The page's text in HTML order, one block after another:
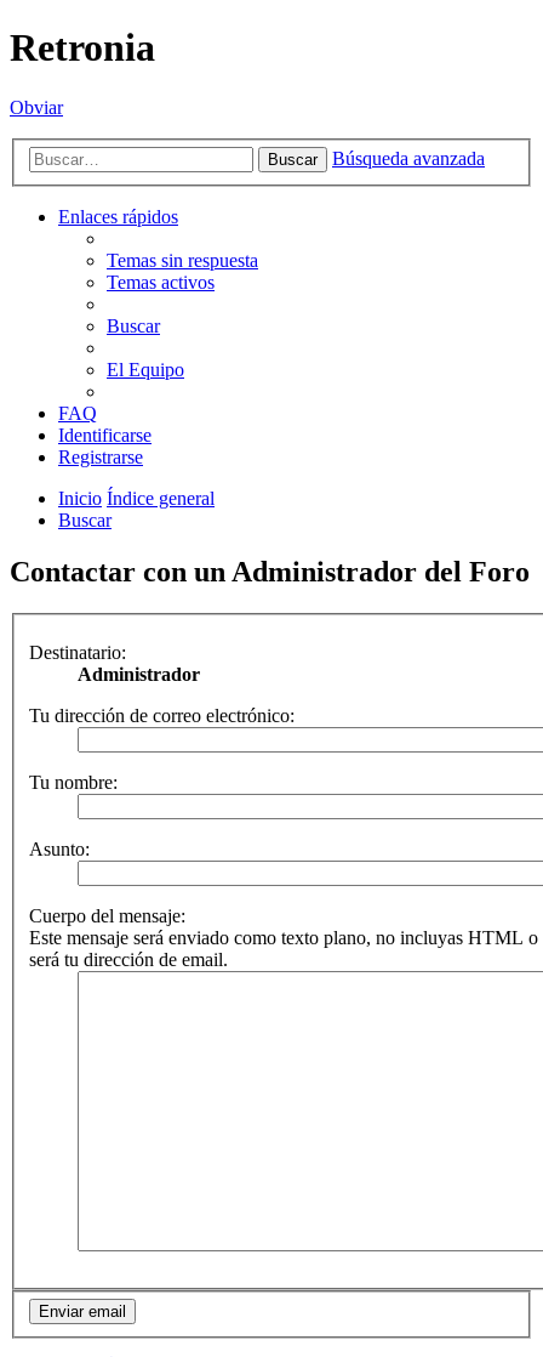
Retronia
Obviar
Buscar Búsqueda avanzada
Enlaces rápidos
Temas sin respuesta
Temas activos
Buscar
El Equipo
FAQ
Identificarse
Registrarse
Inicio Índice general
Buscar
Contactar con un Administrador del Foro
Destinatario:
Administrador
Tu dirección de correo electrónico:
Tu nombre:
Asunto:
Cuerpo del mensaje:
Este mensaje será enviado como texto plano, no incluyas HTML
será tu dirección de email.